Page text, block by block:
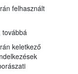
felhasznált
továbbá
keletkező